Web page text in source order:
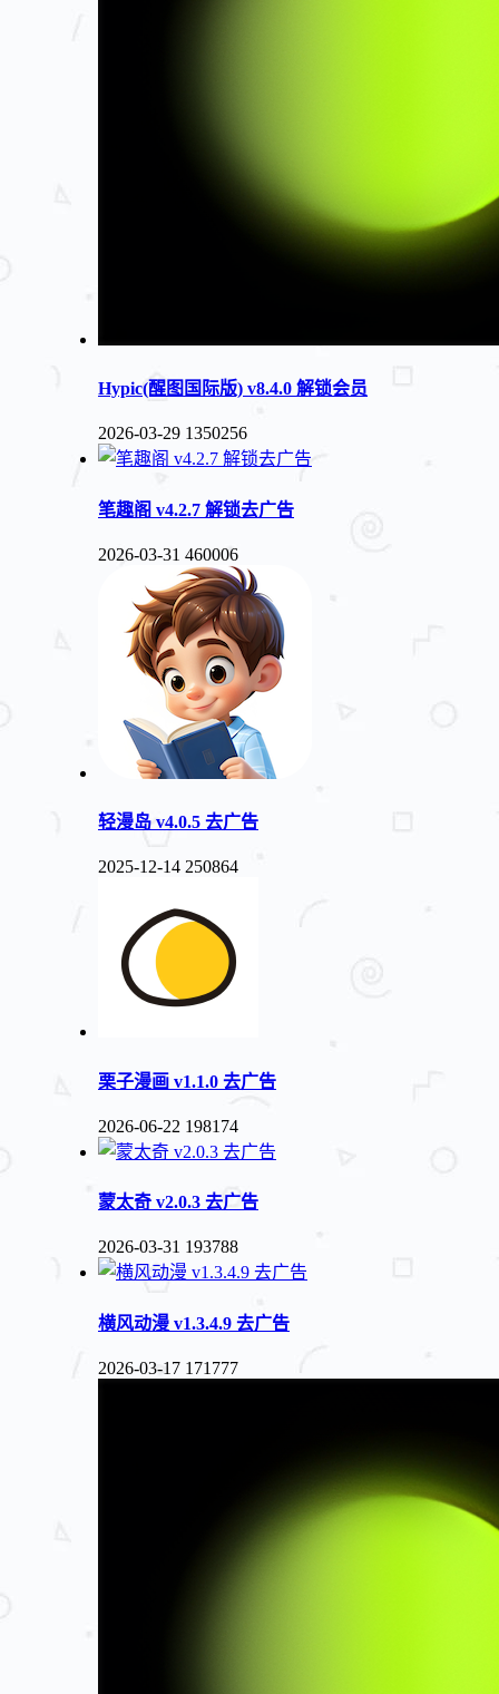
Hypic(醒图国际版) v8.4.0 解锁会员
2026-03-29 1350256
笔趣阁 v4.2.7 解锁去广告
2026-03-31 460006
轻漫岛 v4.0.5 去广告
2025-12-14 250864
栗子漫画 v1.1.0 去广告
2026-06-22 198174
蒙太奇 v2.0.3 去广告
2026-03-31 193788
横风动漫 v1.3.4.9 去广告
2026-03-17 171777